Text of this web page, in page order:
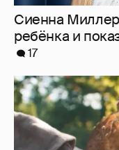
Сиенна Миллер
ребёнка и
17